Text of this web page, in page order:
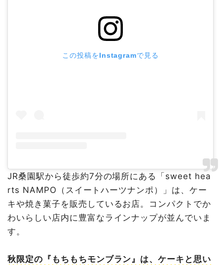
この投稿をInstagramで見る
JR桑園駅から徒歩約7分の場所にある「sweet hea
rts NAMPO（スイートハーツナンポ）」は、ケー
キや焼き菓子を販売しているお店。コンパクトでか
わいらしい店内に豊富なラインナップが並んでいま
す。
秋限定の『もちもちモンブラン』は、ケーキと思い